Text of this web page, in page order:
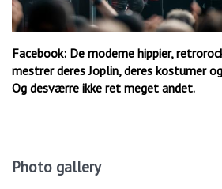
Facebook: De moderne hippier,
mestrer deres Joplin, deres kostumer
Og desværre ikke ret meget andet.
Photo gallery